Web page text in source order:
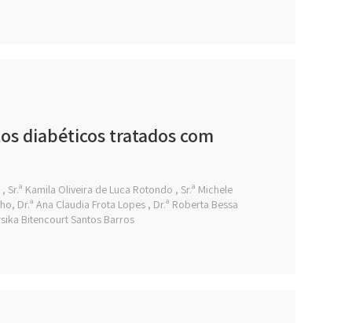
diabéticos tratados com
Kamila Oliveira de Luca Rotondo , Sr.ª Michele
Dr.ª Ana Claudia Frota Lopes , Dr.ª Roberta Bessa
Bitencourt Santos Barros